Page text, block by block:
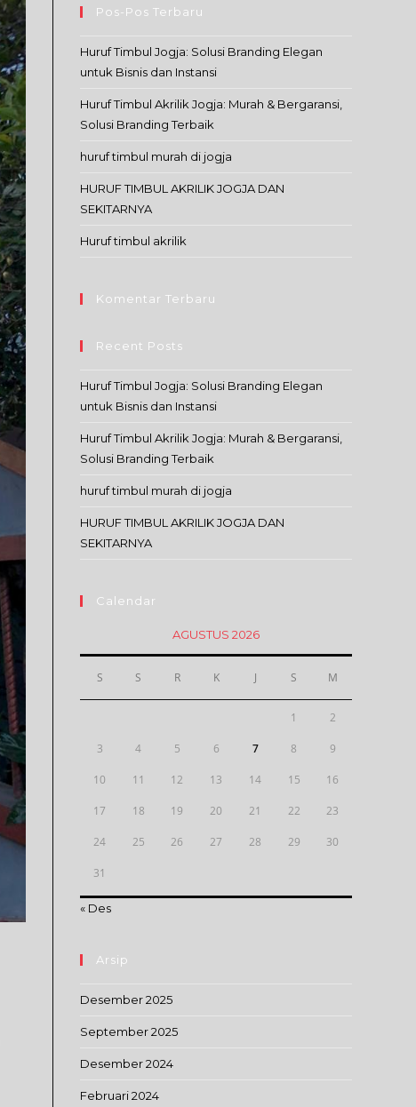
Pos-Pos Terbaru
Huruf Timbul Jogja: Solusi Branding Elegan
untuk Bisnis dan Instansi
Huruf Timbul Akrilik Jogja: Murah & Bergaransi,
Solusi Branding Terbaik
huruf timbul murah di jogja
HURUF TIMBUL AKRILIK JOGJA DAN
SEKITARNYA
Huruf timbul akrilik
Komentar Terbaru
Recent Posts
Huruf Timbul Jogja: Solusi Branding Elegan
untuk Bisnis dan Instansi
Huruf Timbul Akrilik Jogja: Murah & Bergaransi,
Solusi Branding Terbaik
huruf timbul murah di jogja
HURUF TIMBUL AKRILIK JOGJA DAN
SEKITARNYA
Calendar
AGUSTUS 2026
S S R K J S M
1 2
3 4 5 6 7 8 9
10 11 12 13 14 15 16
17 18 19 20 21 22 23
24 25 26 27 28 29 30
31
« Des
Arsip
Desember 2025
September 2025
Desember 2024
Februari 2024